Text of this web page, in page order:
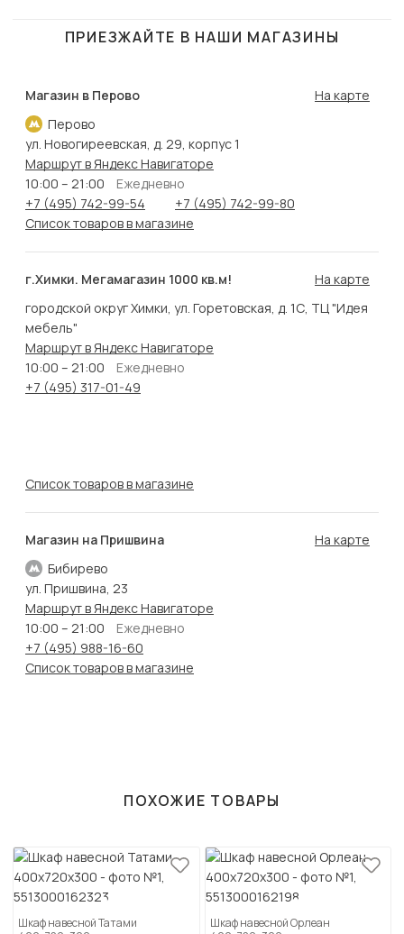
ПРИЕЗЖАЙТЕ В НАШИ МАГАЗИНЫ
Магазин в Перово
Перово
На карте
ул. Новогиреевская, д. 29, корпус 1
Маршрут в Яндекс Навигаторе
10:00 – 21:00
Ежедневно
+7 (495) 742-99-54
+7 (495) 742-99-80
Список товаров в магазине
г.Химки. Мегамагазин 1000 кв.м!
На карте
городской округ Химки, ул. Горетовская, д. 1С, ТЦ "Идея
мебель"
Маршрут в Яндекс Навигаторе
10:00 – 21:00
Ежедневно
+7 (495) 317-01-49
Список товаров в магазине
Магазин на Пришвина
Бибирево
На карте
ул. Пришвина, 23
Маршрут в Яндекс Навигаторе
10:00 – 21:00
Ежедневно
+7 (495) 988-16-60
Список товаров в магазине
ПОХОЖИЕ ТОВАРЫ
Шкаф навесной Татами
Шкаф навесной Орлеан